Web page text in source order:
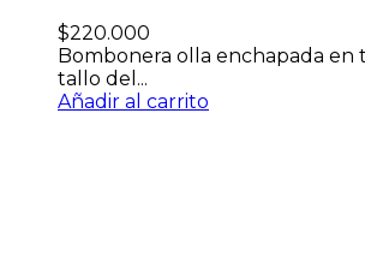
$220.000
Bombonera olla enchapada en
tallo del...
Añadir al carrito